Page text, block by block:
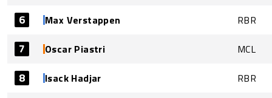
6 Max Verstappen RBR
7 Oscar Piastri MCL
8 Isack Hadjar RBR